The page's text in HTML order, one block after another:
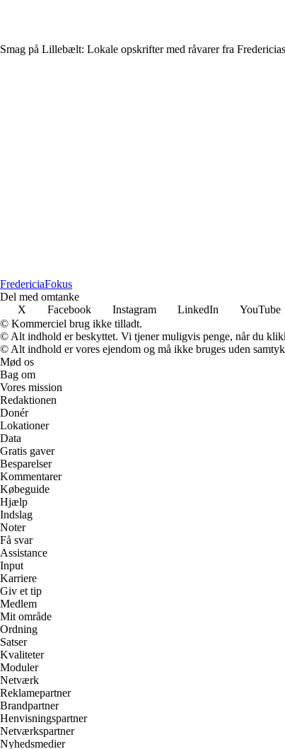
Smag på Lillebælt: Lokale opskrifter med råvarer fra
FredericiaFokus
Del med omtanke
X
Facebook Instagram LinkedIn YouTube
© Kommerciel brug ikke tilladt.
© Alt indhold er beskyttet. Vi tjener muligvis penge, når du
© Alt indhold er vores ejendom og må ikke bruges uden
Mød os
Bag om
Vores mission
Redaktionen
Donér
Lokationer
Data
Gratis gaver
Besparelser
Kommentarer
Købeguide
Hjælp
Indslag
Noter
Få svar
Assistance
Input
Karriere
Giv et tip
Medlem
Mit område
Ordning
Satser
Kvaliteter
Moduler
Netværk
Reklamepartner
Brandpartner
Henvisningspartner
Netværkspartner
Nyhedsmedier